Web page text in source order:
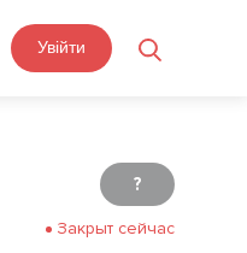
Увійти
?
Закрыт сейчас